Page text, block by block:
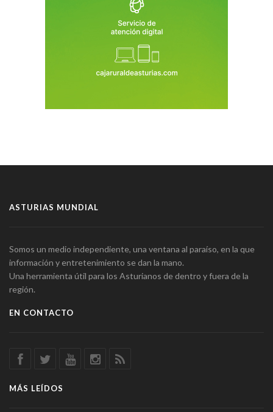
ASTURIAS MUNDIAL
Somos un medio independiente, una ventana al paraíso, en la que
información y entretenimiento se dan la mano.
Una herramienta útil para los Asturianos de dentro y fuera de la
región.
EN CONTACTO
MÁS LEÍDOS